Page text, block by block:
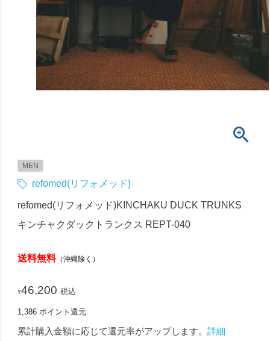
MEN
refomed(リフォメッド)
refomed(リフォメッド)KINCHAKU DUCK TRUNKS
キンチャクダックトランクス REPT-040
送料無料（沖縄除く）
¥46,200 税込
1,386 ポイント還元
累計購入金額に応じて還元率がアップします。詳細